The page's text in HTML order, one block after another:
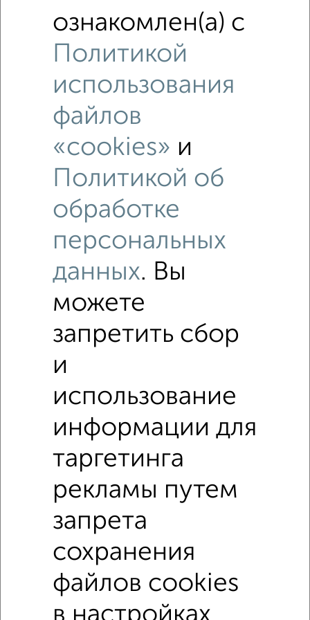
7 250 000₽ 72 500₽за м²
Ленинский район, Покровская 33
Агентство, 15.06.2026
↑ НАВЕРХ К МЕНЮ
Без посредников В деревне Каркасный Из бруса
ознакомлен(а) с
Политикой
использования
файлов
«cookies» и
Политикой об
обработке
персональных
данных. Вы
можете
запретить сбор
и
использование
информации для
таргетинга
рекламы путем
запрета
сохранения
файлов cookies